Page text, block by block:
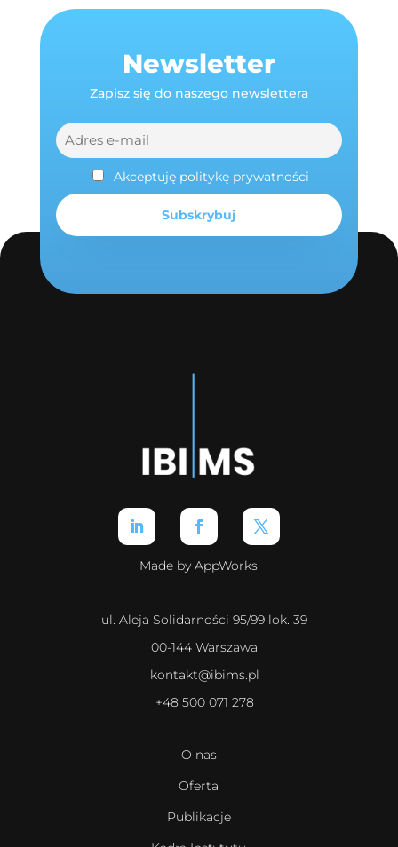
Newsletter
Zapisz się do naszego newslettera
Akceptuję politykę prywatności
Made by AppWorks
ul. Aleja Solidarności 95/99 lok. 39
00-144 Warszawa
kontakt@ibims.pl
+48 500 071 278
O nas
Oferta
Publikacje